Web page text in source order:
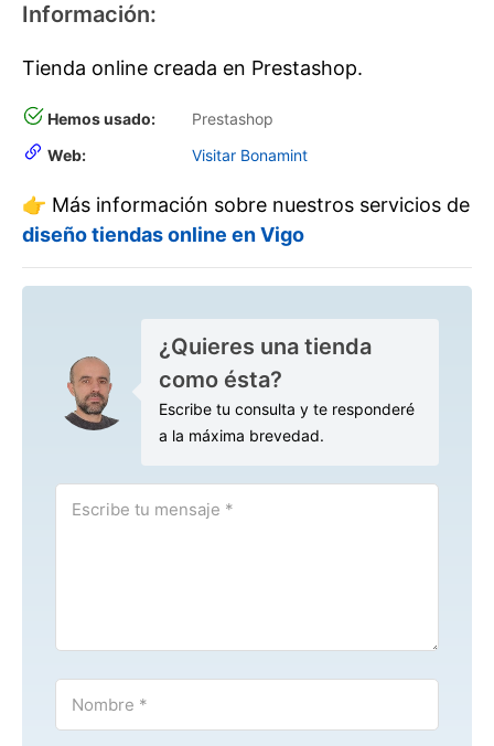
Información:
Tienda online creada en Prestashop.
Hemos usado:
Prestashop
Web:
Visitar Bonamint
👉 Más información sobre nuestros servicios de
diseño tiendas online en Vigo
¿Quieres una tienda
como ésta?
Escribe tu consulta y te responderé
a la máxima brevedad.